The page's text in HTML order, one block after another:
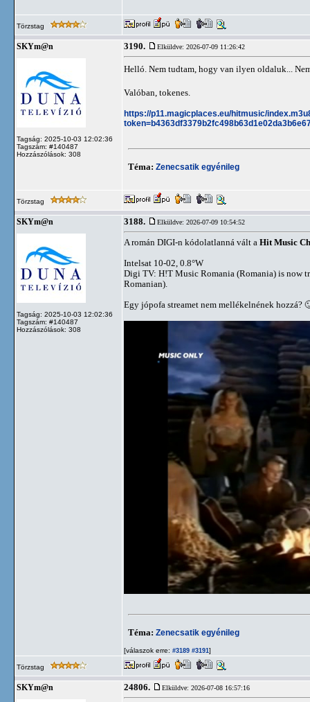
Törzstag
SKYm@n
Tagság: 2025-10-03 12:02:36
Tagszám: #140487
Hozzászólások: 308
3190. Elküldve: 2026-07-09 11:26:42
Helló. Nem tudtam, hogy van ilyen oldaluk...
Valóban, tokenes.
https://p11.magicplaces.eu/hitmusic/
Téma: Zenecsatik egyénileg
Törzstag
SKYm@n
Tagság: 2025-10-03 12:02:36
Tagszám: #140487
Hozzászólások: 308
3188. Elküldve: 2026-07-09 10:54:52
A román DIGI-n kódolatlanná vált a Hit Music
Intelsat 10-02, 0.8°W
Digi TV: H!T Music Romania (Romania) is now
Romanian).
Egy jópofa streamet nem mellékelnének hozzá?
Téma: Zenecsatik egyénileg
[válaszok erre: #3189 #3191]
Törzstag
SKYm@n 24806. Elküldve: 2026-07-08 16:57:16